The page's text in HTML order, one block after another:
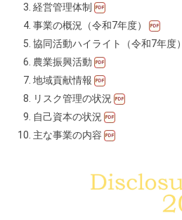
経営管理体制
事業の概況（令和7年度）
協同活動ハイライト（令和7年度）
農業振興活動
地域貢献情報
リスク管理の状況
自己資本の状況
主な事業の内容